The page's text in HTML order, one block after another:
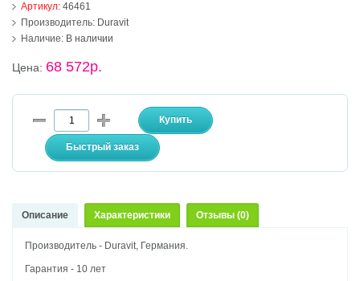
Артикул:46461
Производитель: Duravit
Наличие: В наличии
Цена: 68 572р.
Описание Характеристики Отзывы (0)
Производитель - Duravit, Германия.
Гарантия - 10 лет